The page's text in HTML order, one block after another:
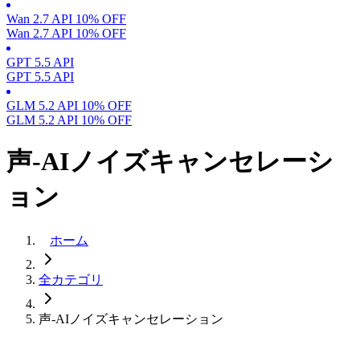
Wan 2.7 API 10% OFF
Wan 2.7 API 10% OFF
GPT 5.5 API
GPT 5.5 API
GLM 5.2 API 10% OFF
GLM 5.2 API 10% OFF
声-AIノイズキャンセレーシ
ョン
ホーム
全カテゴリ
声-AIノイズキャンセレーション